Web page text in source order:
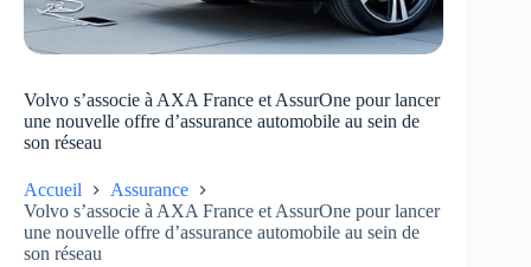
Volvo s’associe à AXA France et AssurOne pour lancer
une nouvelle offre d’assurance automobile au sein de
son réseau
Accueil
Assurance
Volvo s’associe à AXA France et AssurOne pour lancer
une nouvelle offre d’assurance automobile au sein de
son réseau